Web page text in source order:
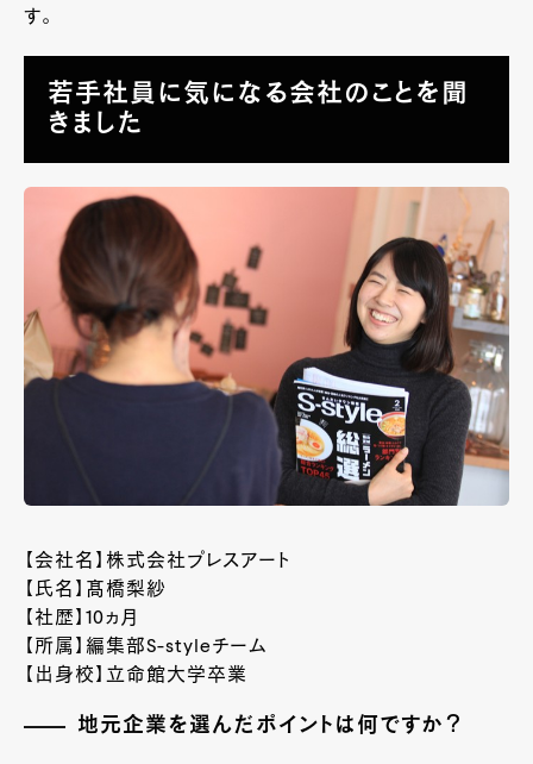
す。
若手社員に気になる会社のことを聞
きました
【会社名】株式会社プレスアート
【氏名】髙橋梨紗
【社歴】 10ヵ月
【所属】編集部S-styleチーム
【出身校】立命館大学卒業
地元企業を選んだポイントは何ですか？